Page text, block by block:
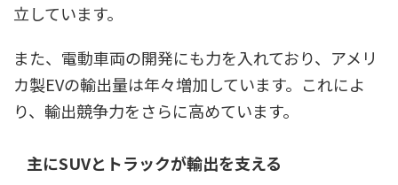
立しています。
また、電動車両の開発にも力を入れており、アメリ
カ製EVの輸出量は年々増加しています。これによ
り、輸出競争力をさらに高めています。
主にSUVとトラックが輸出を支える